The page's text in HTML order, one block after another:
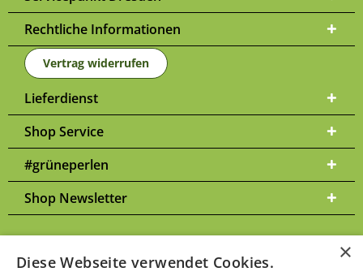
Rechtliche Informationen
Vertrag widerrufen
Lieferdienst
Shop Service
#grüneperlen
Shop Newsletter
×
Diese Webseite verwendet Cookies.